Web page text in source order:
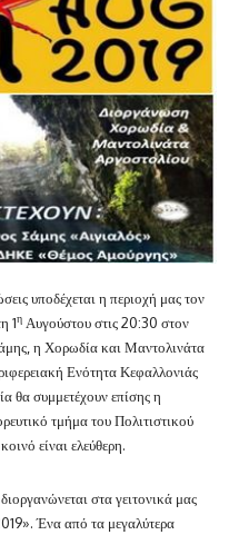
υποδέχεται η περιοχή μας τον
1η Αυγούστου στις 20:30 στον
η Χορωδία και Μαντολινάτα
Ενότητα Κεφαλλονιάς
θα συμμετέχουν επίσης η
τμήμα του Πολιτιστικού
είναι ελεύθερη.
στα γειτονικά μας
Ένα από τα μεγαλύτερα